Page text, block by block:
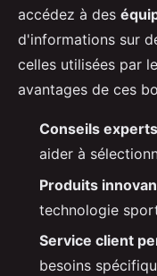
accédez à des
d'informations sur
celles utilisées par
avantages de ces
Conseils experts
aider à
Produits
technologie
Service client
besoins